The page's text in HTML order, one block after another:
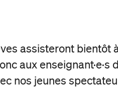
assisteront bientôt
aux
nos jeunes